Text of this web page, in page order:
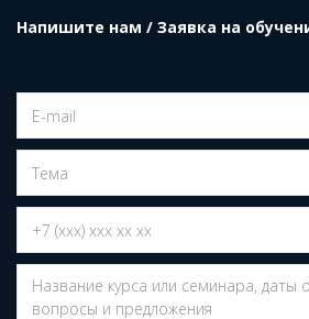
Напишите нам / Заявка на